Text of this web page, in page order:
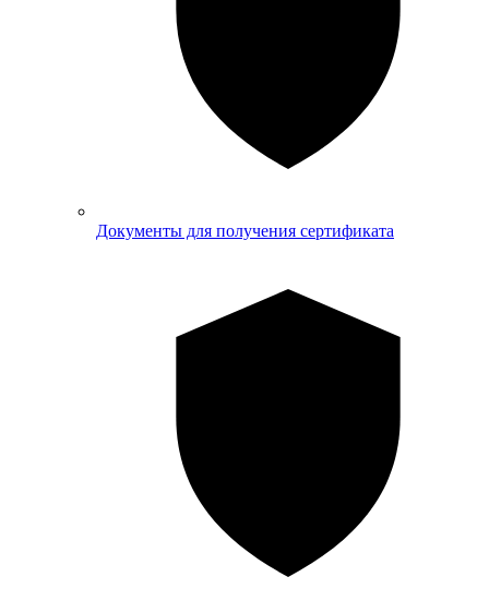
Документы для получения сертификата